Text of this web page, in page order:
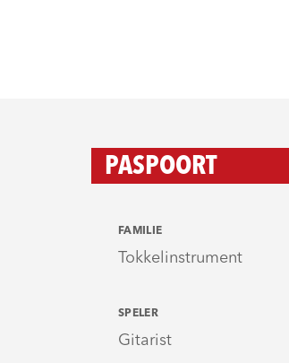
PASPOORT
FAMILIE
Tokkelinstrument
SPELER
Gitarist